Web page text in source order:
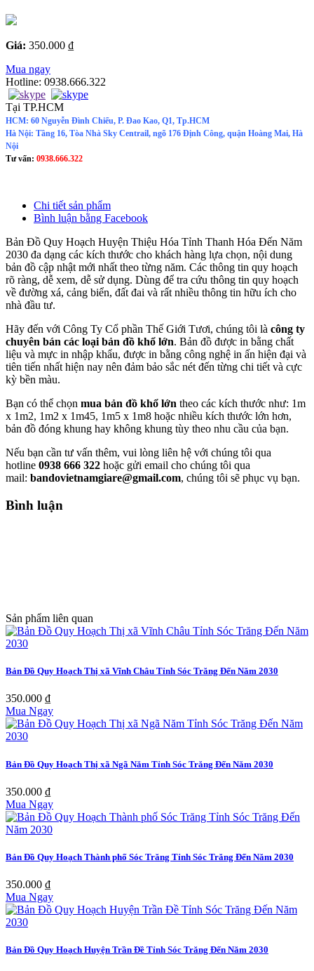
Giá: 350.000 ₫
Mua ngay
Hotline: 0938.666.322
Tại TP.HCM
HCM: 60 Nguyễn Đình Chiểu, P. Đao Kao, Q1, Tp.HCM
Hà Nội: Tầng 16, Tòa Nhà Sky Centrail, ngõ 176 Định Công, quận Hoàng Mai, Hà
Nội
Tư vấn: 0938.666.322
Chi tiết sản phẩm
Bình luận bằng Facebook
Bản Đồ Quy Hoạch Huyện Thiệu Hóa Tỉnh Thanh Hóa Đến Năm
2030 đa dạng các kích thước cho khách hàng lựa chọn, nội dung
bản đồ cập nhật mới nhất theo từng năm. Các thông tin quy hoạch
rõ ràng, dễ xem, dễ sử dụng. Dùng để tra cứu thông tin quy hoạch
về đường xá, cảng biển, đất đai và rất nhiều thông tin hữu ích cho
nhà đầu tư.
Hãy đến với Công Ty Cổ phần Thế Giới Tươi, chúng tôi là công ty
chuyên bán các loại bản đồ khổ lớn. Bản đồ được in bằng chất
liệu và mực in nhập khẩu, được in bằng công nghệ in ấn hiện đại và
tiên tiến nhất hiện nay nên đảm bảo sắc nét đến từng chi tiết và cực
kỳ bền màu.
Bạn có thể chọn mua bản đồ khổ lớn theo các kích thước như: 1m
x 1m2, 1m2 x 1m45, 1m5 x 1m8 hoặc nhiều kích thước lớn hơn,
bản đồ đóng khung hay không khung tùy theo nhu cầu của bạn.
Nếu bạn cần tư vấn thêm, vui lòng liên hệ với chúng tôi qua
hotline 0938 666 322 hoặc gửi email cho chúng tôi qua
mail: bandovietnamgiare@gmail.com, chúng tôi sẽ phục vụ bạn.
Bình luận
Sản phẩm liên quan
Bản Đồ Quy Hoạch Thị xã Vĩnh Châu Tỉnh Sóc Trăng Đến Năm 2030
350.000 ₫
Mua Ngay
Bản Đồ Quy Hoạch Thị xã Ngã Năm Tỉnh Sóc Trăng Đến Năm 2030
350.000 ₫
Mua Ngay
Bản Đồ Quy Hoạch Thành phố Sóc Trăng Tỉnh Sóc Trăng Đến Năm 2030
350.000 ₫
Mua Ngay
Bản Đồ Quy Hoạch Huyện Trần Đề Tỉnh Sóc Trăng Đến Năm 2030